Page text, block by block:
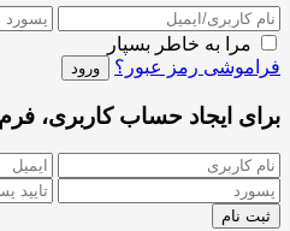
مرا به خاطر بسپار
فراموشی رمز عبور؟
برای ایجاد حساب کاربری،